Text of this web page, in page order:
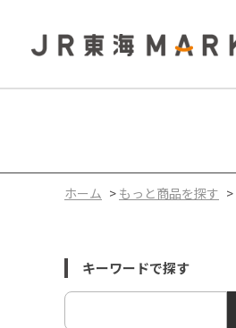
ホーム > もっと商品を探す >
キーワードで探す